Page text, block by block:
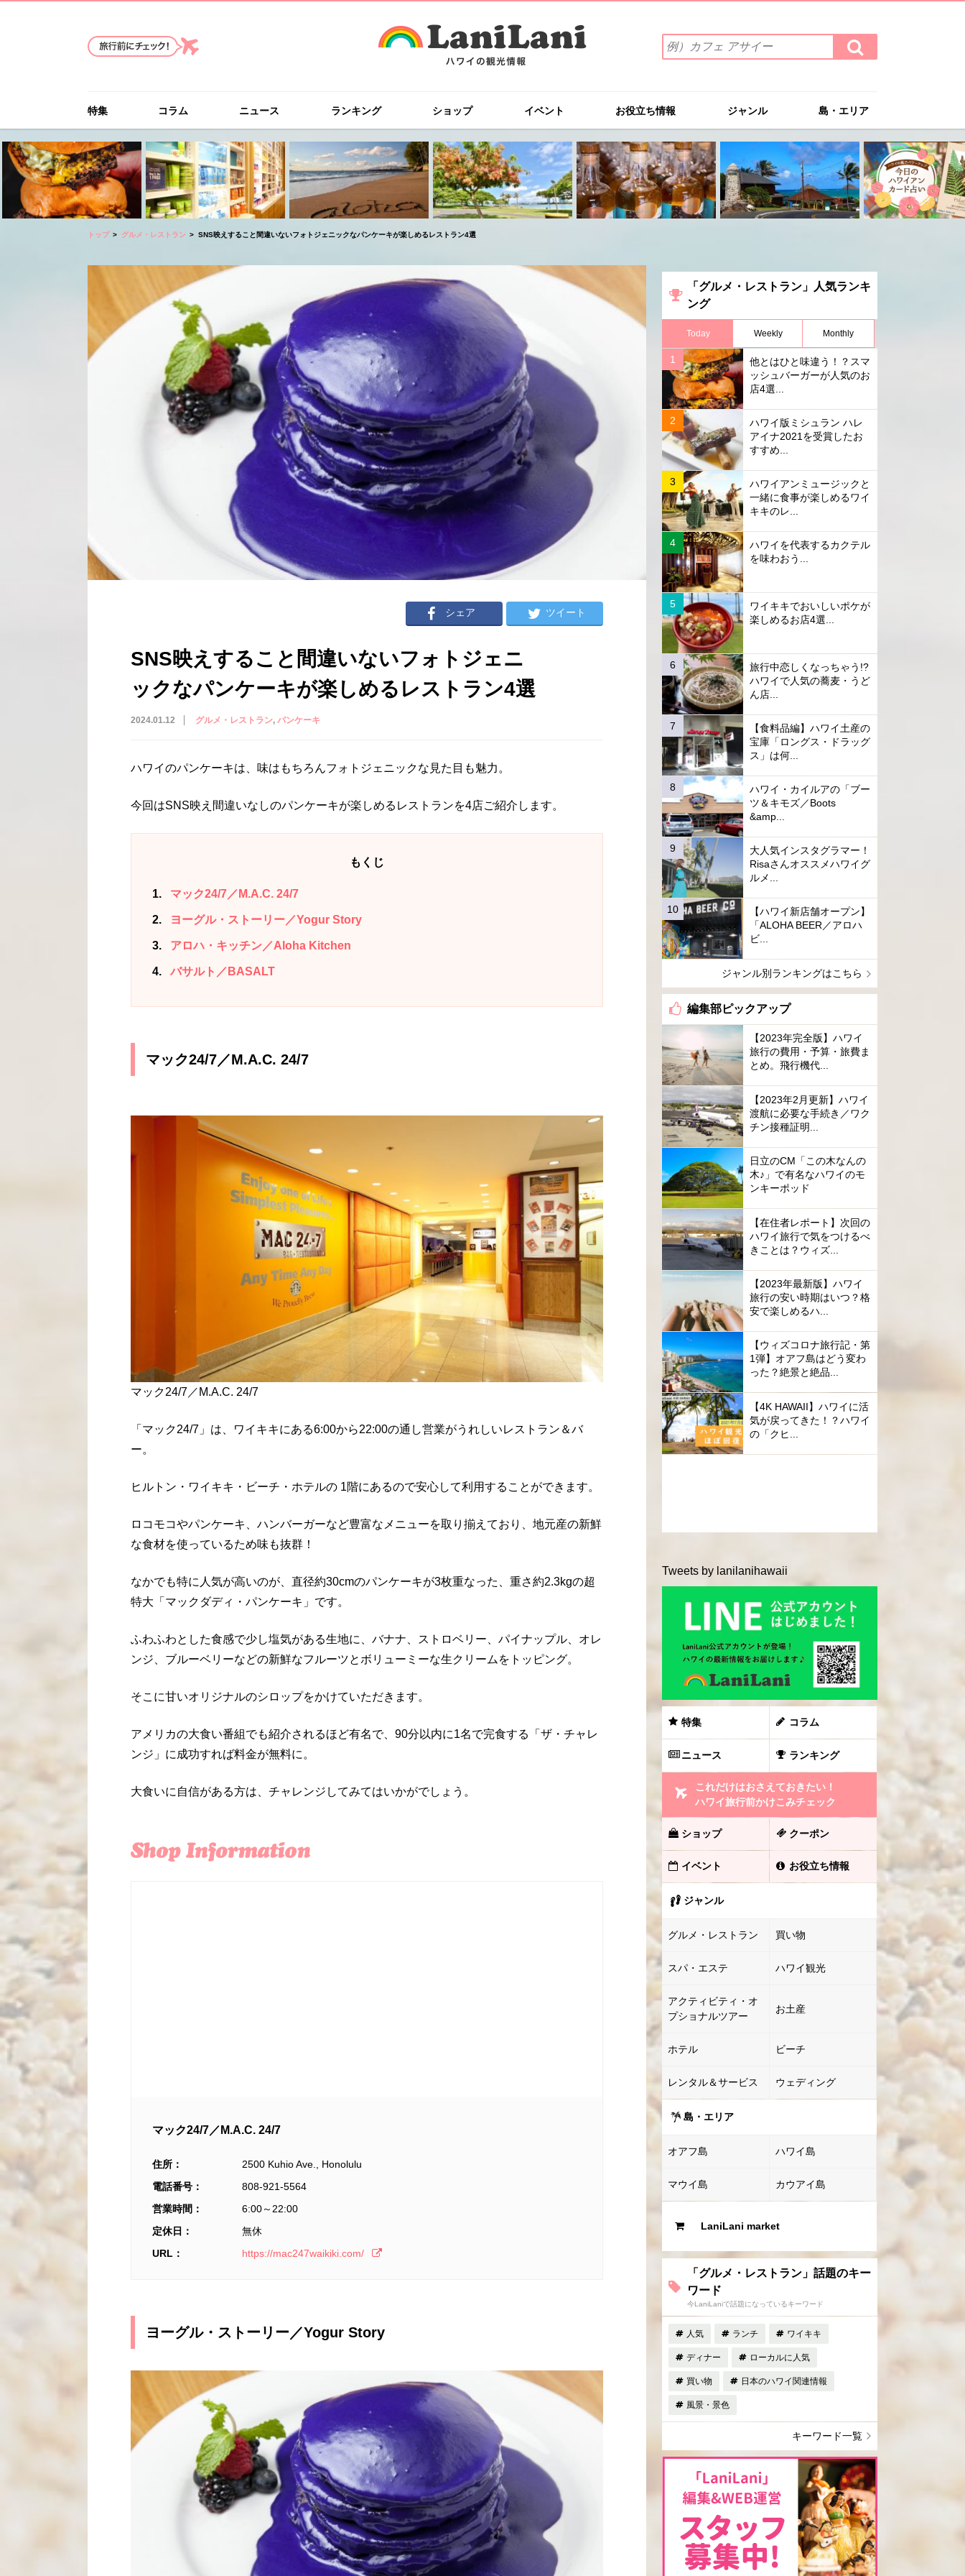
索
ワ
を
入
力
(例）
カ
フ
ェ
イ
ー
検
索
す
特集 コラム ニュース ランキング ショップ イベント お役立ち情報 ジャンル 島・エリア
トップ グルメ・レストラン SNS映えすること間違いないフォトジェニックなパンケーキが楽しめるレストラン4選
シェア ツイート
SNS映えすること間違いないフォトジェニ
ックなパンケーキが楽しめるレストラン4選
2024.01.12 グルメ・レストラン パンケーキ
ハワイのパンケーキは、味はもちろんフォトジェニックな見た目も魅力。
今回はSNS映え間違いなしのパンケーキが楽しめるレストランを4店ご紹介します。
もくじ
1 マック24/7／M.A.C. 24/7
2 ヨーグル・ストーリー／Yogur Story
3 アロハ・キッチン／Aloha Kitchen
4 バサルト／BASALT
マック24/7／M.A.C. 24/7
マック24/7／M.A.C. 24/7
「マック24/7」は、ワイキキにある6:00から22:00の通し営業がうれしいレストラン＆バ
ー。
ヒルトン・ワイキキ・ビーチ・ホテルの 1階にあるので安心して利用することができます。
ロコモコやパンケーキ、ハンバーガーなど豊富なメニューを取り揃えており、地元産の新鮮
な食材を使っているため味も抜群！
なかでも特に人気が高いのが、直径約30cmのパンケーキが3枚重なった、重さ約2.3kgの超
特大「マックダディ・パンケーキ」です。
ふわふわとした食感で少し塩気がある生地に、バナナ、ストロベリー、パイナップル、オレ
ンジ、ブルーベリーなどの新鮮なフルーツとボリューミーな生クリームをトッピング。
そこに甘いオリジナルのシロップをかけていただきます。
アメリカの大食い番組でも紹介されるほど有名で、90分以内に1名で完食する「ザ・チャレ
ンジ」に成功すれば料金が無料に。
大食いに自信がある方は、チャレンジしてみてはいかがでしょう。
マック24/7／M.A.C. 24/7
住所：
2500 Kuhio Ave., Honolulu
電話番号：
808-921-5564
営業時間：
6:00～22:00
定休日：
無休
URL：
https://mac247waikiki.com/
ヨーグル・ストーリー／Yogur Story
「グルメ・レストラン」人気ランキ
ング
Today Weekly Monthly
他とはひと味違う！？スマ
ッシュバーガーが人気のお
店4選...
ハワイ版ミシュラン ハレ
アイナ2021を受賞したお
すすめ...
ハワイアンミュージックと
一緒に食事が楽しめるワイ
キキのレ...
ハワイを代表するカクテル
を味わおう...
ワイキキでおいしいポケが
楽しめるお店4選...
旅行中恋しくなっちゃう!?
ハワイで人気の蕎麦・うど
ん店...
【食料品編】ハワイ土産の
宝庫「ロングス・ドラッグ
ス」は何...
ハワイ・カイルアの「ブー
ツ＆キモズ／Boots
&amp...
大人気インスタグラマー！
Risaさんオススメハワイグ
ルメ...
【ハワイ新店舗オープン】
「ALOHA BEER／アロハ
ビ...
ジャンル別ランキングはこちら
編集部ピックアップ
【2023年完全版】ハワイ
旅行の費用・予算・旅費ま
とめ。飛行機代...
【2023年2月更新】ハワイ
渡航に必要な手続き／ワク
チン接種証明...
日立のCM「この木なんの
木♪」で有名なハワイのモ
ンキーポッド
【在住者レポート】次回の
ハワイ旅行で気をつけるべ
きことは？ウィズ...
【2023年最新版】ハワイ
旅行の安い時期はいつ？格
安で楽しめるハ...
【ウィズコロナ旅行記・第
1弾】オアフ島はどう変わ
った？絶景と絶品...
【4K HAWAII】ハワイに活
気が戻ってきた！？ハワイ
の「クヒ...
Tweets by lanilanihawaii
特集 コラム
ニュース ランキング
これだけはおさえておきたい！
ハワイ旅行前かけこみチェック
ショップ クーポン
イベント お役立ち情報
ジャンル
グルメ・レストラン 買い物
スパ・エステ ハワイ観光
アクティビティ・オ
プショナルツアー
お土産
ホテル ビーチ
レンタル＆サービス ウェディング
島・エリア
オアフ島 ハワイ島
マウイ島 カウアイ島
LaniLani market
「グルメ・レストラン」話題のキー
ワード
今LaniLaniで話題になっているキーワード
人気 ランチ ワイキキ
ディナー ローカルに人気
買い物 日本のハワイ関連情報
風景・景色
キーワード一覧